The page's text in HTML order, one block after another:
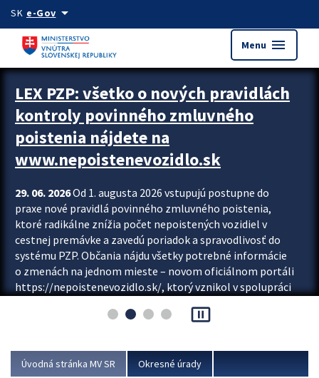
Preskocit na hlavný obsah
SK e-Govarrow_drop_down
Menu menu
Zastavit automatický posun upútavok
LEX PZP: všetko o nových pravidlách
kontroly povinného zmluvného
poistenia nájdete na
www.nepoistenevozidlo.sk
29. 06. 2026Od 1. augusta 2026 vstupujú postupne do
praxe nové pravidlá povinného zmluvného poistenia,
ktoré radikálne znížia počet nepoistených vozidiel v
cestnej premávke a zavedú poriadok a spravodlivosť do
systému PZP. Občania nájdu všetky potrebné informácie
o zmenách na jednom mieste – novom oficiálnom portáli
https://nepoistenevozidlo.sk/, ktorý vznikol v spolupráci
asociácie poisťovní (SLASPO) a Ministerstva vnútra SR.
Viac
pause_presentation
Úvodná stránka MV SR Okresné úrady